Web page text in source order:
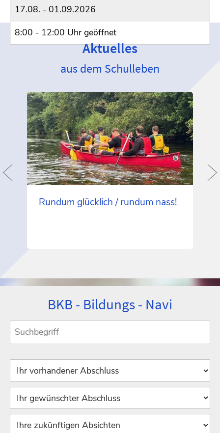
17.08. - 01.09.2026
8:00 - 12:00 Uhr geöffnet
Aktuelles
aus dem Schulleben
Rundum glücklich / rundum nass!
BKB - Bildungs - Navi